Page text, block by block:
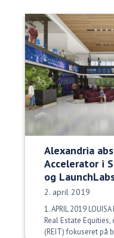
Alexandria
Accelerator i
og
Udgivelsesdato:
2. april 2019
1. APRIL 2019
Real Estate
(REIT) fokuseret på